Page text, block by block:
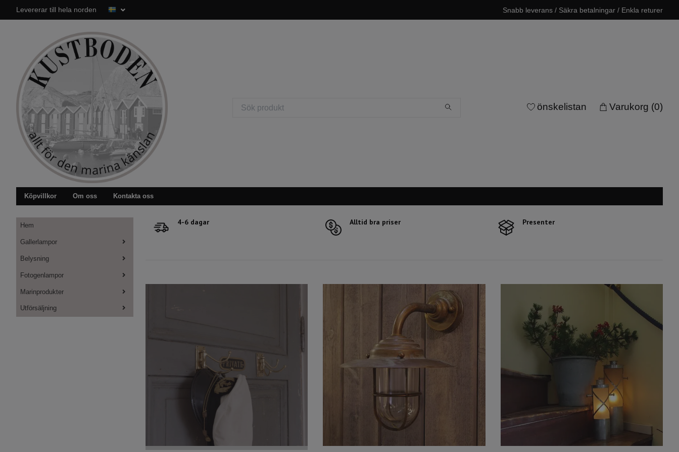
Levererar till hela norden Snabb leverans / Säkra betalningar / Enkla returer
önskelistan Varukorg (0)
Köpvillkor Om oss Kontakta oss
Hem
Gallerlampor
Belysning
Fotogenlampor
Marinprodukter
Utförsäljning
4-6 dagar Alltid bra priser Presenter